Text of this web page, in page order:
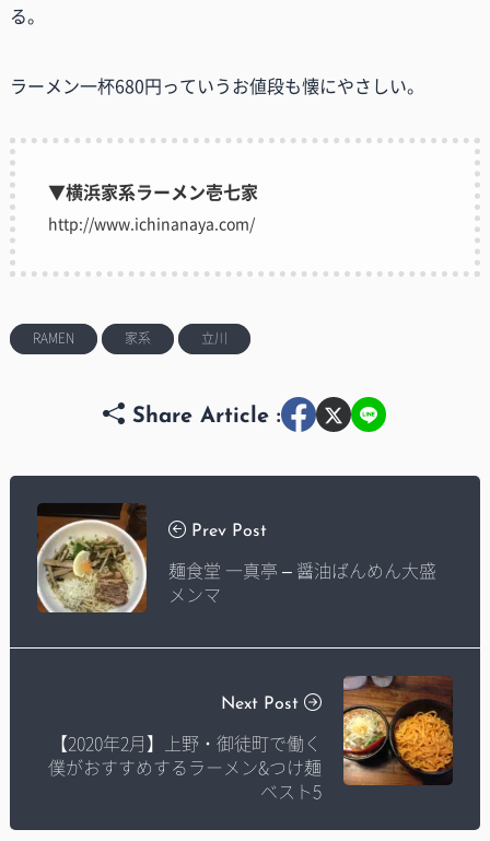
る。
ラーメン一杯680円っていうお値段も懐にやさしい。
▼横浜家系ラーメン壱七家
http://www.ichinanaya.com/
RAMEN 家系 立川
Share Article :
Prev Post
麺食堂 一真亭 – 醤油ばんめん大盛
メンマ
Next Post
【2020年2月】上野・御徒町で働く
僕がおすすめするラーメン&つけ麺
ベスト5